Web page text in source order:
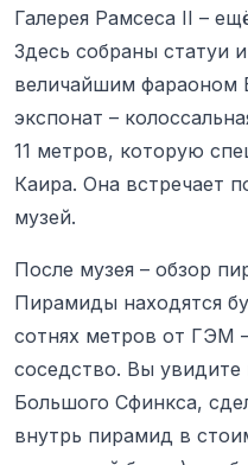
Галерея Рамсеса II –
Здесь собраны статуи
величайшим фараоном
экспонат –
11 метров, которую
Каира. Она встречает
музей.
После музея – обзор
Пирамиды находятся
сотнях метров от ГЭМ
соседство. Вы
Большого Сфинкса,
внутрь пирамид в